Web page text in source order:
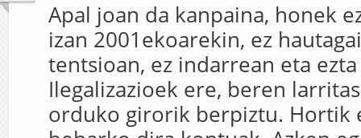
Apal joan da kanpaina, honek
izan 2001ekoarekin, ez
tentsioan, ez indarrean eta
Ilegalizazioek ere, beren
orduko girorik berpiztu. Hortik